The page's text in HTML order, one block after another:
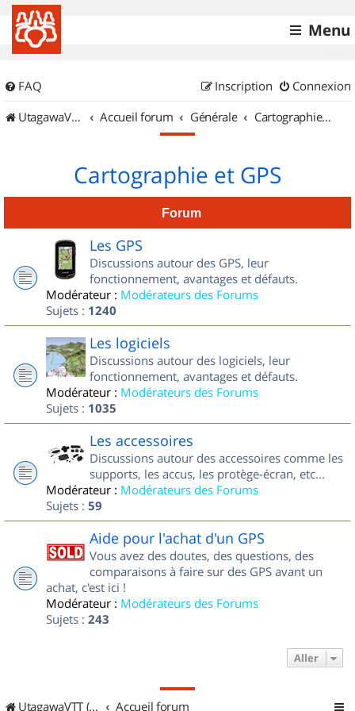
Menu
FAQ Connexion
Inscription
UtagawaVTT (Randos VTT et VTTAE avec traces GPS)
Accueil forum Générale Cartographie et GPS
Cartographie et GPS
Forum
Les GPS
Discussions autour des GPS, leur
fonctionnement, avantages et défauts.
Modérateur : Modérateurs des Forums
Sujets : 1240
Les logiciels
Discussions autour des logiciels, leur
fonctionnement, avantages et défauts.
Modérateur : Modérateurs des Forums
Sujets : 1035
Les accessoires
Discussions autour des accessoires comme les
supports, les accus, les protège-écran, etc...
Modérateur : Modérateurs des Forums
Sujets : 59
Aide pour l'achat d'un GPS
Vous avez des doutes, des questions, des
comparaisons à faire sur des GPS avant un
achat, c'est ici !
Modérateur : Modérateurs des Forums
Sujets : 243
Aller
UtagawaVTT (Randos VTT et VTTAE avec traces GPS) Accueil forum